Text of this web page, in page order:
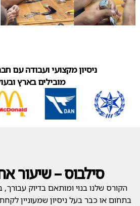
ניסיון מקצועי ועבודה עם
מובילים בארץ
סילבוס – שיעור
הקורס שלנו בנוי ומותאם בדיוק
בתחום או כבר בעל ניסיון שמעוניין